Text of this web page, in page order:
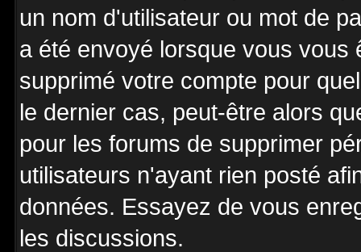
un nom d'utilisateur ou mot de
a été envoyé lorsque vous
supprimé votre compte pour
le dernier cas, peut-être alors
pour les forums de supprimer
utilisateurs n'ayant rien posté
données. Essayez de vous
les discussions.